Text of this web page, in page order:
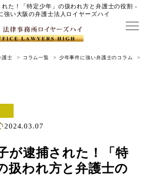
れた！「特定少年」の扱われ方と弁護士の役割 -
強い大阪の弁護士法人ロイヤーズハイ
護士 コラム一覧 少年事件に強い弁護士のコラム
2024.03.07
が逮捕された！「特
扱われ方と弁護士の